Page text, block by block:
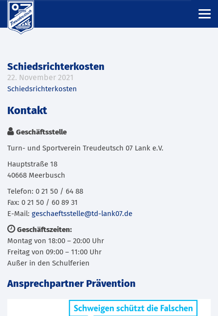
Schiedsrichterkosten
22. November 2021
Schiedsrichterkosten
Kontakt
Geschäftsstelle
Turn- und Sportverein Treudeutsch 07 Lank e.V.
Hauptstraße 18
40668 Meerbusch
Telefon: 0 21 50 / 64 88
Fax: 0 21 50 / 60 89 31
E-Mail: geschaeftsstelle@td-lank07.de
Geschäftszeiten:
Montag von 18:00 – 20:00 Uhr
Freitag von 09:00 – 11:00 Uhr
Außer in den Schulferien
Ansprechpartner Prävention